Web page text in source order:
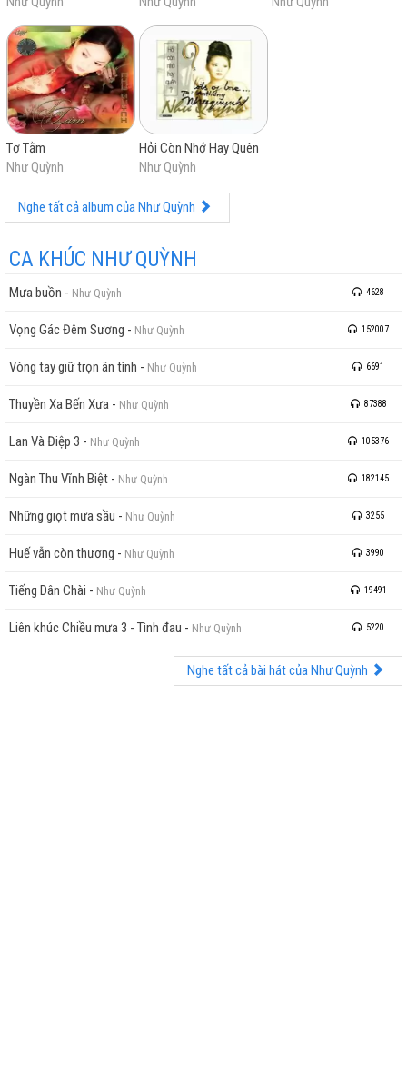
Tơ Tằm
Như Quỳnh
Hỏi Còn Nhớ Hay Quên
Như Quỳnh
Nghe tất cả album của Như Quỳnh
CA KHÚC NHƯ QUỲNH
Mưa buồn - Như Quỳnh 4628
Vọng Gác Đêm Sương - Như Quỳnh 152007
Vòng tay giữ trọn ân tình - Như Quỳnh 6691
Thuyền Xa Bến Xưa - Như Quỳnh 87388
Lan Và Điệp 3 - Như Quỳnh 105376
Ngàn Thu Vĩnh Biệt - Như Quỳnh 182145
Những giọt mưa sầu - Như Quỳnh 3255
Huế vẫn còn thương - Như Quỳnh 3990
Tiếng Dân Chài - Như Quỳnh 19491
Liên khúc Chiều mưa 3 - Tình đau - Như Quỳnh 5220
Nghe tất cả bài hát của Như Quỳnh